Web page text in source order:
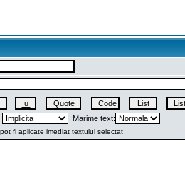
Marime text: